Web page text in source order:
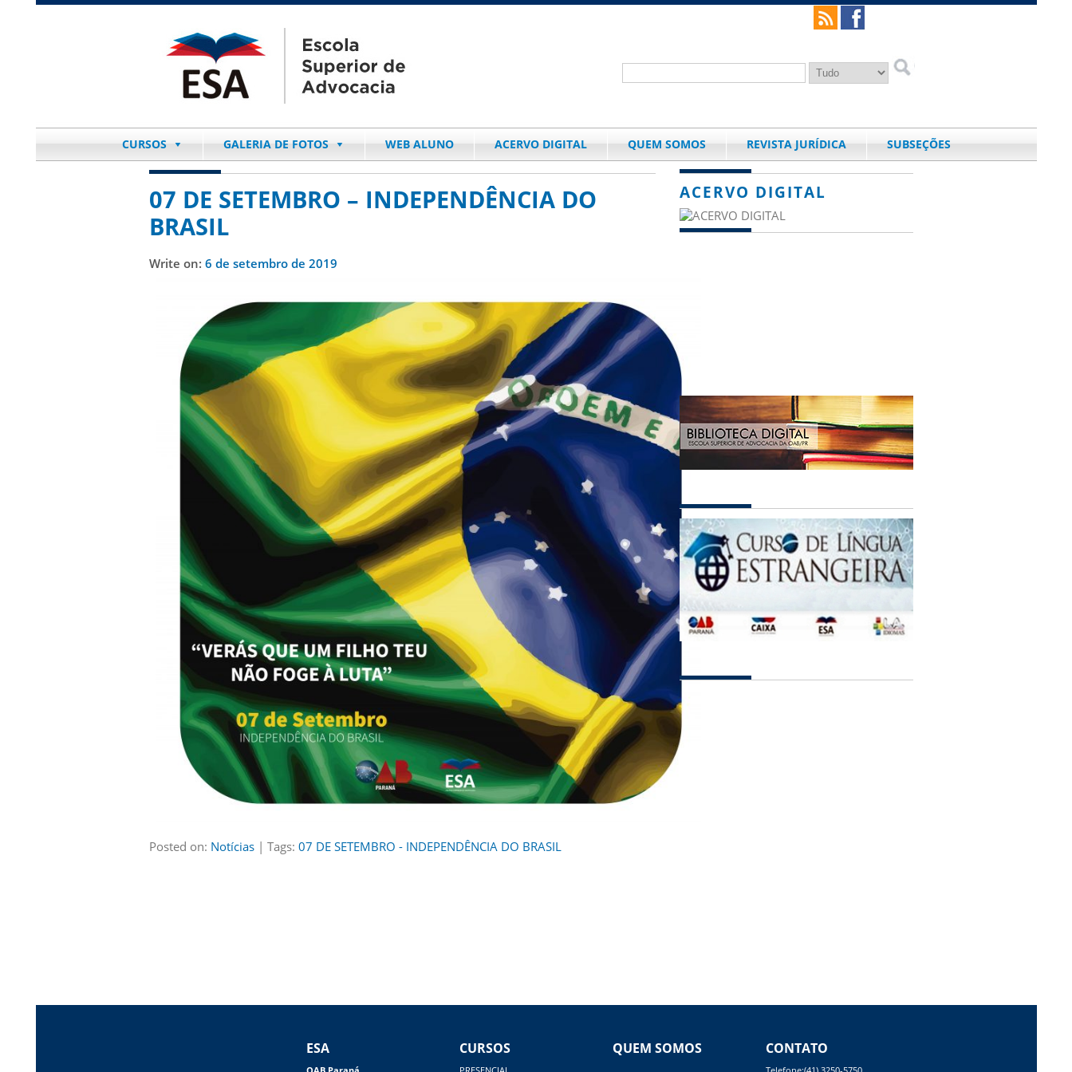
CURSOS GALERIA DE FOTOS WEB ALUNO ACERVO DIGITAL QUEM SOMOS REVISTA JURÍDICA SUBSEÇÕES
07 DE SETEMBRO – INDEPENDÊNCIA DO
BRASIL
Write on: 6 de setembro de 2019
Posted on: Notícias | Tags: 07 DE SETEMBRO - INDEPENDÊNCIA DO BRASIL
ACERVO DIGITAL
ESA CURSOS QUEM SOMOS CONTATO